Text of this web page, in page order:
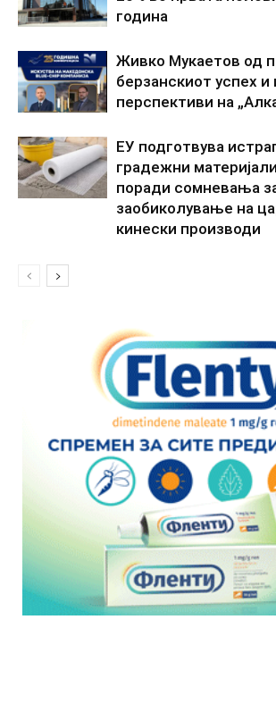
година
Живко Мукаетов од
берзанскиот успех и
перспективи на
ЕУ подготвува
градежни
поради сомневања
заобиколување на
кинески производи